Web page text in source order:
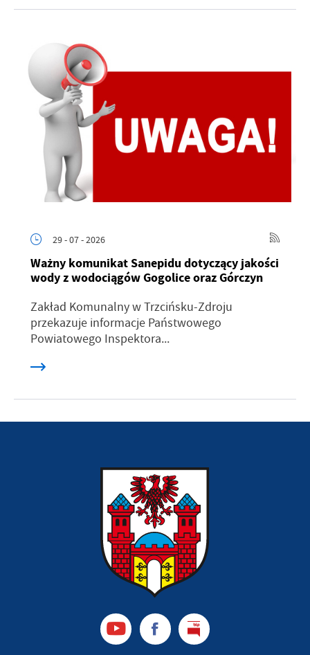
29 - 07 - 2026
Ważny komunikat Sanepidu dotyczący jakości
wody z wodociągów Gogolice oraz Górczyn
Zakład Komunalny w Trzcińsku-Zdroju
przekazuje informacje Państwowego
Powiatowego Inspektora...